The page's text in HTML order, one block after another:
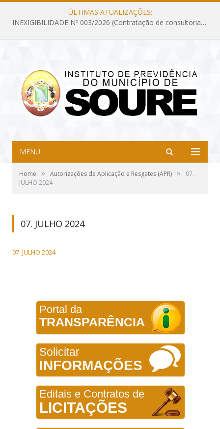
ÚLTIMAS ATUALIZAÇÕES:
INEXIGIBILIDADE Nº 003/2026 (Contratação de consultoria previdenciária com finalidade de obtenção do CRP, confecção dos demonstrativos previdenciários DAIR, DIPR e DPIN, preparar e alimentar o CADPREV, em atendimento às demandas do Instituto de Previdência dos Servidores do Município de Soure – IPSMS, por um período de 10 (dez) meses)
MENU
Home » Autorizações de Aplicação e Resgates (APR) »
07.
JULHO 2024
07. JULHO 2024
07. JULHO 2024
Portal da
TRANSPARÊNCIA
Solicitar
INFORMAÇÕES
Editais e Contratos de
LICITAÇÕES